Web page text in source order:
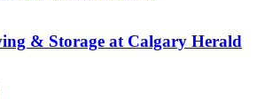
& Storage at Calgary Herald